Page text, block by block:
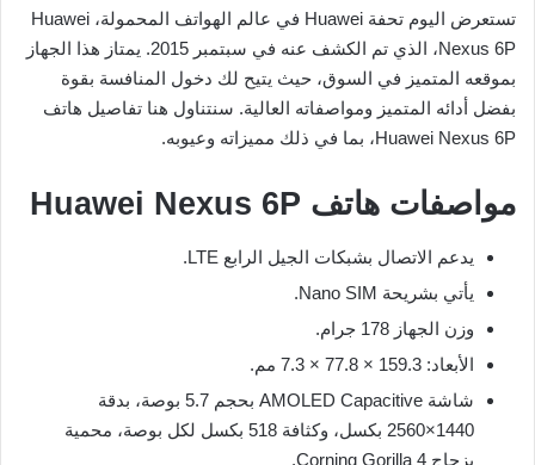
تستعرض اليوم تحفة Huawei في عالم الهواتف المحمولة، Huawei
Nexus 6P، الذي تم الكشف عنه في سبتمبر 2015. يمتاز هذا الجهاز
بموقعه المتميز في السوق، حيث يتيح لك دخول المنافسة بقوة
بفضل أدائه المتميز ومواصفاته العالية. سنتناول هنا تفاصيل هاتف
Huawei Nexus 6P، بما في ذلك مميزاته وعيوبه.
مواصفات هاتف Huawei Nexus 6P
يدعم الاتصال بشبكات الجيل الرابع LTE.
يأتي بشريحة Nano SIM.
وزن الجهاز 178 جرام.
الأبعاد: 159.3 × 77.8 × 7.3 مم.
شاشة AMOLED Capacitive بحجم 5.7 بوصة، بدقة
1440×2560 بكسل، وكثافة 518 بكسل لكل بوصة، محمية
بزجاج Corning Gorilla 4.